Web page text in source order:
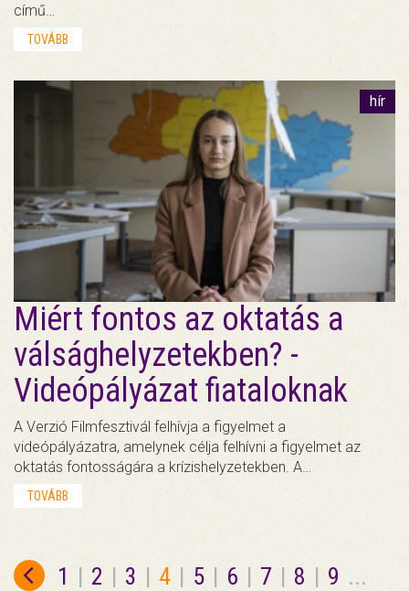
című…
TOVÁBB
hír
Miért fontos az oktatás a
válsághelyzetekben? -
Videópályázat fiataloknak
A Verzió Filmfesztivál felhívja a figyelmet a
videópályázatra, amelynek célja felhívni a figyelmet az
oktatás fontosságára a krízishelyzetekben. A…
TOVÁBB
1 | 2 | 3 | 4 | 5 | 6 | 7 | 8 | 9 ...